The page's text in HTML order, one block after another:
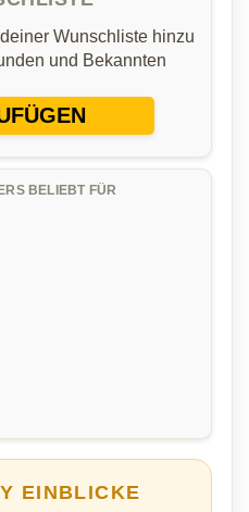
Wunschliste hinzu
und Bekannten
BELIEBT FÜR
EINBLICKE